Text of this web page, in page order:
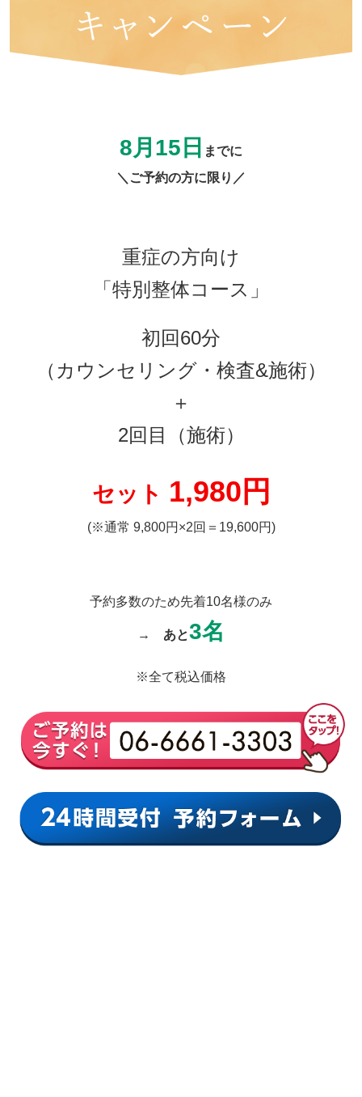
8月15 日 までに
＼ご予約の方に限り／
重症の方向け
「特別整体コース」
初回60分
（カウンセリング・検査&施術）
＋
2回目（施術）
セット 1,980円
(※通常 9,800円×2回＝19,600円)
予約多数のため先着10名様のみ
→ あと3名
※全て税込価格